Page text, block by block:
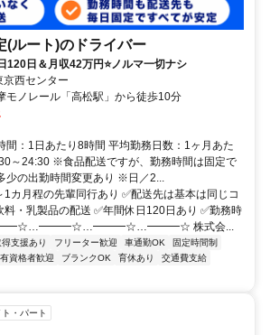
(ルート)のドライバー
120日＆月収42万円⭐ノルマ一切ナシ
西センター
モノレール「高松駅」から徒歩10分
間：1日あたり8時間 平均勤務日数：1ヶ月あた
～24:30 ※食品配送ですが、勤務時間は固定で
少の出勤時間変更あり ※日／2...
1カ月程の先輩同行あり ✅配送先は基本は同じコ
料・乳製品の配送 ✅年間休日120日あり ✅勤務時
━━━☆…━━━☆…━━━☆…━━━☆ 株式会...
支援あり フリーター歓迎 車通勤OK
固定時間制
有資格者歓迎 ブランクOK 育休あり
交通費支給
・パート